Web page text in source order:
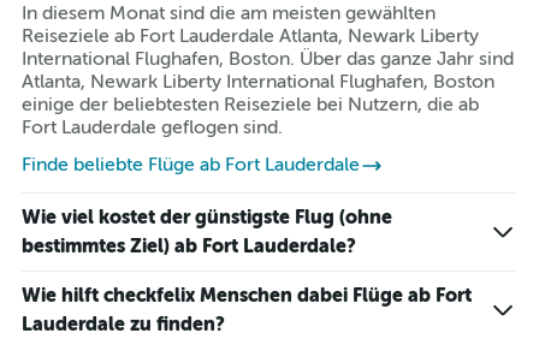
In diesem Monat sind die am meisten gewählten
Reiseziele ab Fort Lauderdale Atlanta, Newark Liberty
International Flughafen, Boston. Über das ganze Jahr sind
Atlanta, Newark Liberty International Flughafen, Boston
einige der beliebtesten Reiseziele bei Nutzern, die ab
Fort Lauderdale geflogen sind.
Finde beliebte Flüge ab Fort Lauderdale
Wie viel kostet der günstigste Flug (ohne
bestimmtes Ziel) ab Fort Lauderdale?
Wie hilft checkfelix Menschen dabei Flüge ab Fort
Lauderdale zu finden?